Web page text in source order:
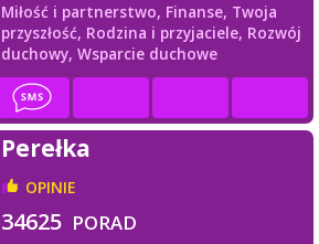
Miłość i partnerstwo, Finanse, Twoja
przyszłość, Rodzina i przyjaciele, Rozwój
duchowy, Wsparcie duchowe
Perełka
OPINIE
34625 PORAD